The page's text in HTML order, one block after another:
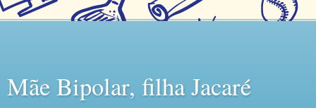
Mãe Bipolar, filha Jacaré